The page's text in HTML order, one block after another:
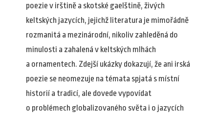
poezie v irštině a skotské gaelštině, živých
keltských jazycích, jejichž literatura je mimořádně
rozmanitá a mezinárodní, nikoliv zahleděná do
minulosti a zahalená v keltských mlhách
a ornamentech. Zdejší ukázky dokazují, že ani irská
poezie se neomezuje na témata spjatá s místní
historií a tradicí, ale dovede vypovídat
o problémech globalizovaného světa i o jazycích